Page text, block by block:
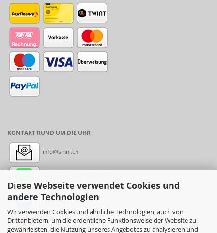
Diese Webseite verwendet Cookies und
andere Technologien
Wir verwenden Cookies und ähnliche Technologien, auch von
Drittanbietern, um die ordentliche Funktionsweise der Website zu
gewährleisten, die Nutzung unseres Angebotes zu analysieren und
KONTAKT RUND UM DIE UHR
info@sinni.ch
Messenger: sinni.ch
Instagram: sinni_ch